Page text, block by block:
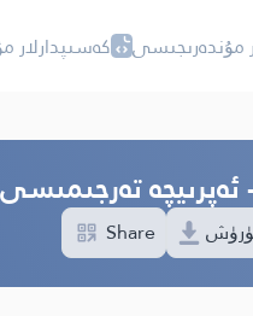
مۇندەرىجىسى كەسىپدارلار
Share